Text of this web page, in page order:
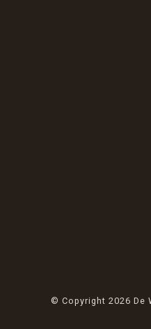
© Copyright 2026 De